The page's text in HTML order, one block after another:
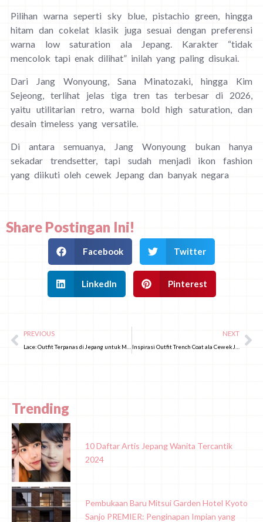
Pilihan warna seperti sky blue, pistachio green, hingga
hitam dan cokelat klasik juga sesuai dengan preferensi
warna low saturation ala Jepang. Karakter “tidak
mencolok tapi enak dilihat” inilah yang paling disukai.
Dari Jang Wonyoung, Sana Minatozaki, hingga Kim
Sejeong, terlihat jelas tiga tren tas terbesar di 2026,
yaitu utilitarian retro, warna bold high saturation, dan
desain timeless yang versatile.
Di antara semuanya, Jang Wonyoung bukan hanya
sekadar trendsetter, tapi sudah menjadi ikon fashion
yang diikuti oleh cewek Jepang dan banyak negara
Share Postingan Ini!
Facebook Twitter
LinkedIn Pinterest
PREVIOUS NEXT
Trending
10 Daftar Artis Jepang Wanita Tercantik
2024
Pembukaan Baru Mitsui Garden Hotel Kyoto
Sanjo PREMIER: Penginapan Impian yang